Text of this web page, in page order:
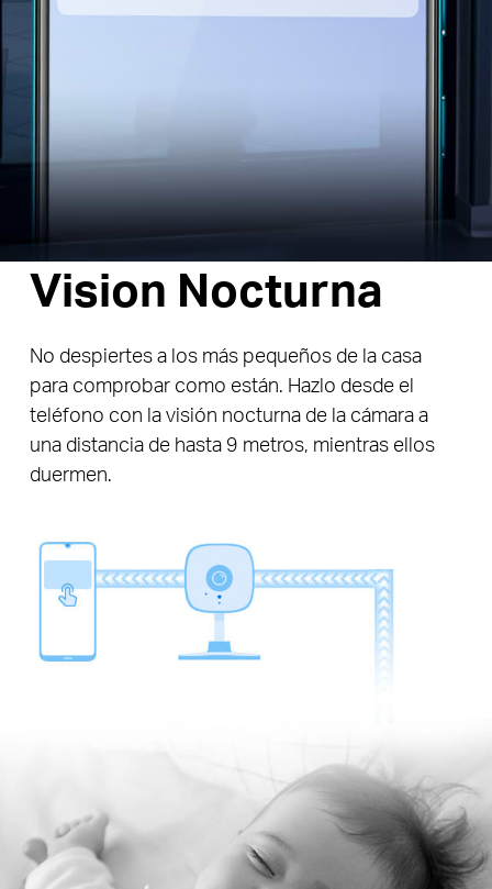
Vision Nocturna
No despiertes a los más pequeños de la casa
para comprobar como están. Hazlo desde el
teléfono con la visión nocturna de la cámara a
una distancia de hasta 9 metros, mientras ellos
duermen.